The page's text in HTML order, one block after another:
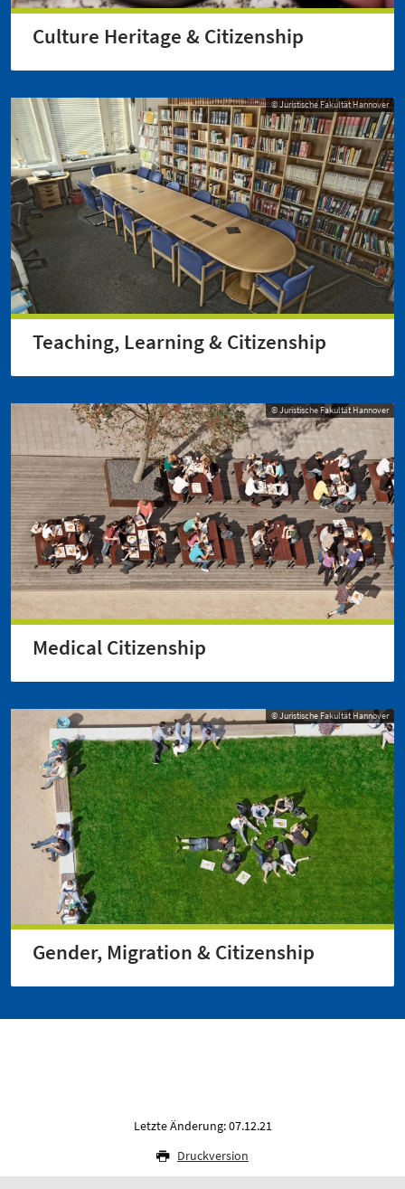
Culture Heritage & Citizenship
© Juristische Fakultät Hannover
Teaching, Learning & Citizenship
© Juristische Fakultät Hannover
Medical Citizenship
© Juristische Fakultät Hannover
Gender, Migration & Citizenship
Letzte Änderung: 07.12.21
Druckversion